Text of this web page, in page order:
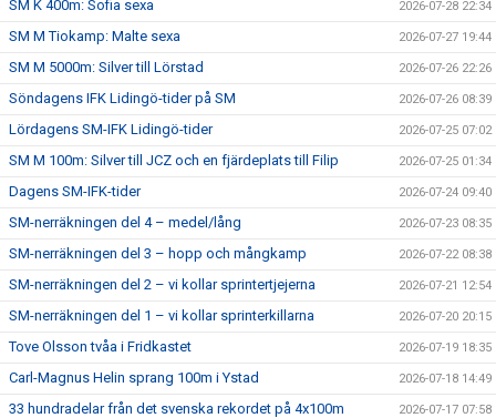
SM K 400m: Sofia sexa 2026-07-28 22:34
SM M Tiokamp: Malte sexa 2026-07-27 19:44
SM M 5000m: Silver till Lörstad 2026-07-26 22:26
Söndagens IFK Lidingö-tider på SM 2026-07-26 08:39
Lördagens SM-IFK Lidingö-tider 2026-07-25 07:02
SM M 100m: Silver till JCZ och en fjärdeplats till Filip 2026-07-25 01:34
Dagens SM-IFK-tider 2026-07-24 09:40
SM-nerräkningen del 4 – medel/lång 2026-07-23 08:35
SM-nerräkningen del 3 – hopp och mångkamp 2026-07-22 08:38
SM-nerräkningen del 2 – vi kollar sprintertjejerna 2026-07-21 12:54
SM-nerräkningen del 1 – vi kollar sprinterkillarna 2026-07-20 20:15
Tove Olsson tvåa i Fridkastet 2026-07-19 18:35
Carl-Magnus Helin sprang 100m i Ystad 2026-07-18 14:49
33 hundradelar från det svenska rekordet på 4x100m 2026-07-17 07:58